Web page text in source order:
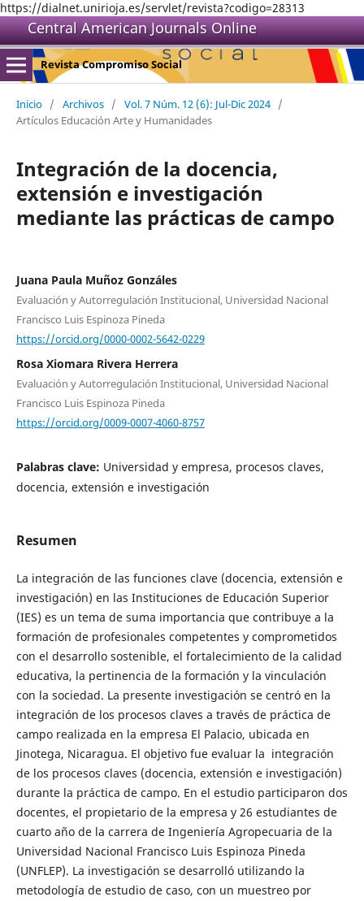
https://dialnet.unirioja.es/servlet/revista?codigo=28313
Central American Journals Online
Revista Compromiso Social
Inicio / Archivos / Vol. 7 Núm. 12 (6): Jul-Dic 2024 /
Artículos Educación Arte y Humanidades
Integración de la docencia,
extensión e investigación
mediante las prácticas de campo
Juana Paula Muñoz Gonzáles
Evaluación y Autorregulación Institucional, Universidad Nacional
Francisco Luis Espinoza Pineda
https://orcid.org/0000-0002-5642-0229
Rosa Xiomara Rivera Herrera
Evaluación y Autorregulación Institucional, Universidad Nacional
Francisco Luis Espinoza Pineda
https://orcid.org/0009-0007-4060-8757
Palabras clave: Universidad y empresa, procesos claves,
docencia, extensión e investigación
Resumen
La integración de las funciones clave (docencia, extensión e
investigación) en las Instituciones de Educación Superior
(IES) es un tema de suma importancia que contribuye a la
formación de profesionales competentes y comprometidos
con el desarrollo sostenible, el fortalecimiento de la calidad
educativa, la pertinencia de la formación y la vinculación
con la sociedad. La presente investigación se centró en la
integración de los procesos claves a través de práctica de
campo realizada en la empresa El Palacio, ubicada en
Jinotega, Nicaragua. El objetivo fue evaluar la integración
de los procesos claves (docencia, extensión e investigación)
durante la práctica de campo. En el estudio participaron dos
docentes, el propietario de la empresa y 26 estudiantes de
cuarto año de la carrera de Ingeniería Agropecuaria de la
Universidad Nacional Francisco Luis Espinoza Pineda
(UNFLEP). La investigación se desarrolló utilizando la
metodología de estudio de caso, con un muestreo por